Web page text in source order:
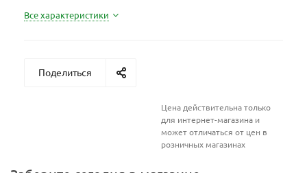
Все характеристики
Поделиться
Цена действительна только
для интернет-магазина и
может отличаться от цен в
розничных магазинах